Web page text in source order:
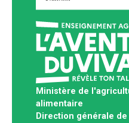
Ministère de
alimentaire
Direction générale